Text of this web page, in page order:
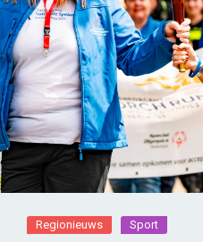
Regionieuws Sport